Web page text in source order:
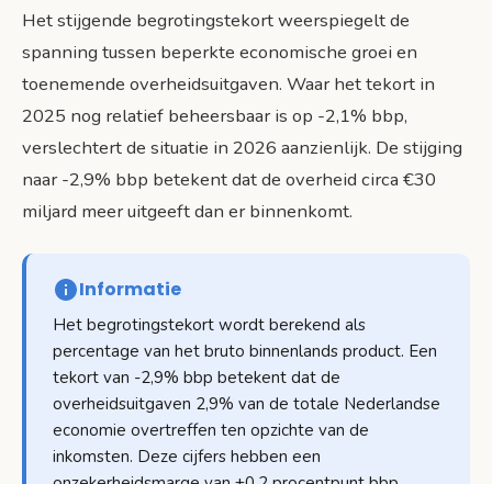
Het stijgende begrotingstekort weerspiegelt de
spanning tussen beperkte economische groei en
toenemende overheidsuitgaven. Waar het tekort in
2025 nog relatief beheersbaar is op -2,1% bbp,
verslechtert de situatie in 2026 aanzienlijk. De stijging
naar -2,9% bbp betekent dat de overheid circa €30
miljard meer uitgeeft dan er binnenkomt.
Informatie
Het begrotingstekort wordt berekend als
percentage van het bruto binnenlands product. Een
tekort van -2,9% bbp betekent dat de
overheidsuitgaven 2,9% van de totale Nederlandse
economie overtreffen ten opzichte van de
inkomsten. Deze cijfers hebben een